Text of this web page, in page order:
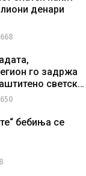
денари
668
го задржа
светско
650
бебиња се